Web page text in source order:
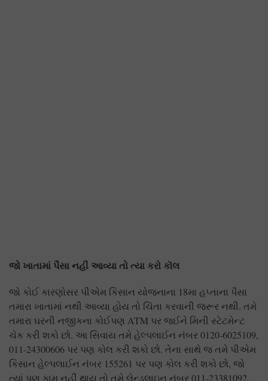
જો ખાતામાં પૈસા નહીં આવ્યા તો ત્યા કરો કૉલ
જો કોઈ કારણોસર પીએમ કિસાન યોજનાના 18મા હપ્તાના પૈસા
તમારા ખાતામાં નથી આવ્યા હોય તો ચિંતા કરવાની જરૂર નથી. તમે
તમારા ઘરની નજીકના કોઈપણ ATM પર જઈને મિની સ્ટેટમેન્ટ
ચેક કરી શકો છો. આ સિવાય તમે હેલ્પલાઈન નંબર 0120-6025109,
011-24300606 પર પણ કોલ કરી શકો છો. તેના સાથે જ તમે પીએમ
કિસાન હેલ્પલાઈન નંબર 155261 પર પણ કોલ કરી શકો છો, જો
ત્યાં પણ કામ નહીં થાય તો તમે લેન્ડલાઇન નંબર 011-23381092,